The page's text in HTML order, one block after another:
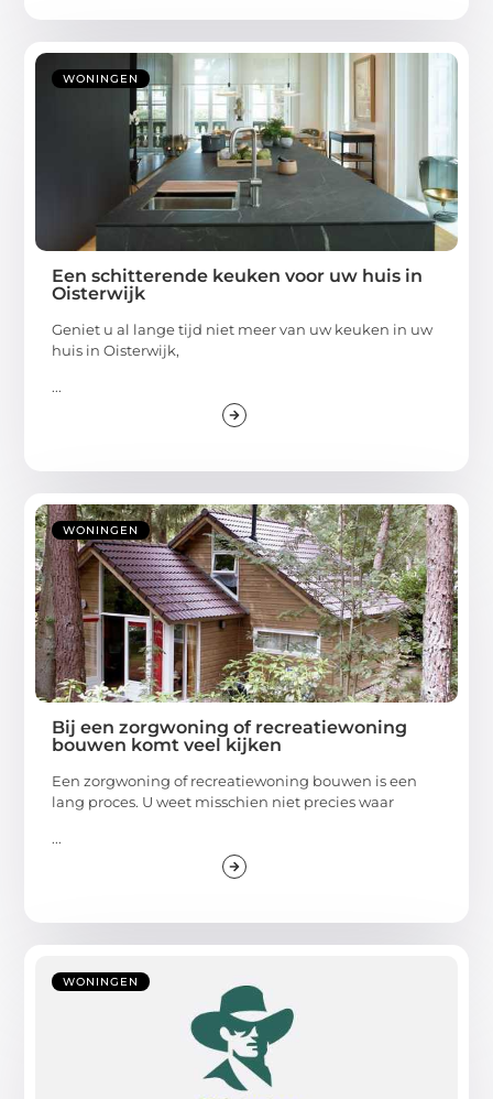
WONINGEN
Een schitterende keuken voor uw huis in
Oisterwijk
Geniet u al lange tijd niet meer van uw keuken in uw
huis in Oisterwijk,
...
WONINGEN
Bij een zorgwoning of recreatiewoning
bouwen komt veel kijken
Een zorgwoning of recreatiewoning bouwen is een
lang proces. U weet misschien niet precies waar
...
WONINGEN